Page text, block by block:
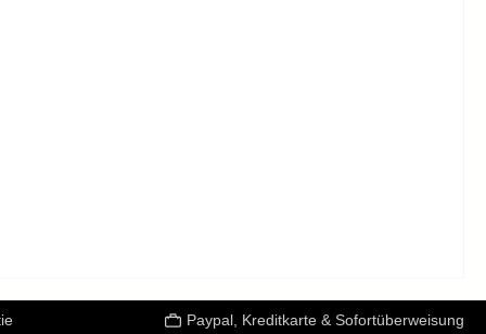
Paypal, Kreditkarte & Sofortüberweisung